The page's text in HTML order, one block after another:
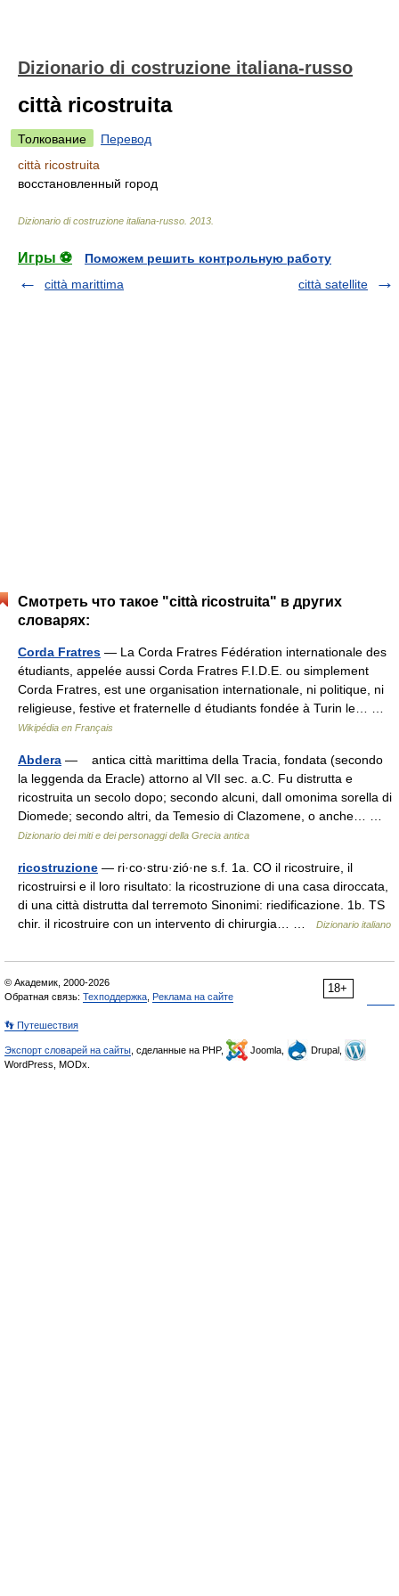
Dizionario di costruzione italiana-russo
città ricostruita
Толкование
Перевод
città ricostruita
восстановленный город
Dizionario di costruzione italiana-russo 2013
Игры ⚽
Поможем решить контрольную работу
città marittima
città satellite
Смотреть что такое "città ricostruita" в других
словарях:
Corda Fratres — La Corda Fratres Fédération internationale des
étudiants, appelée aussi Corda Fratres F.I.D.E. ou simplement
Corda Fratres, est une organisation internationale, ni politique, ni
religieuse, festive et fraternelle d étudiants fondée à Turin le… …
Wikipédia en Français
Abdera — antica città marittima della Tracia, fondata (secondo
la leggenda da Eracle) attorno al VII sec. a.C. Fu distrutta e
ricostruita un secolo dopo; secondo alcuni, dall omonima sorella di
Diomede; secondo altri, da Temesio di Clazomene, o anche… …
Dizionario dei miti e dei personaggi della Grecia antica
ricostruzione — ri·co·stru·zió·ne s.f. 1a. CO il ricostruire, il
ricostruirsi e il loro risultato: la ricostruzione di una casa diroccata,
di una città distrutta dal terremoto Sinonimi: riedificazione. 1b. TS
chir. il ricostruire con un intervento di chirurgia… …
Dizionario italiano
18+
© Академик, 2000-2026
Обратная связь: Техподдержка Реклама на сайте
👣 Путешествия
Экспорт словарей на сайты , сделанные на PHP, Joomla,
Drupal,
WordPress, MODx.